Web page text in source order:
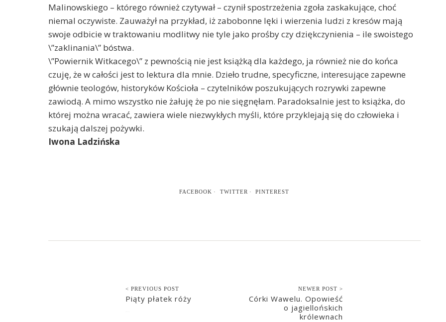
Malinowskiego – którego również czytywał – czynił spostrzeżenia zgoła zaskakujące, choć
niemal oczywiste. Zauważył na przykład, iż zabobonne lęki i wierzenia ludzi z kresów mają
swoje odbicie w traktowaniu modlitwy nie tyle jako prośby czy dziękczynienia – ile swoistego
\”zaklinania\” bóstwa.
\”Powiernik Witkacego\” z pewnością nie jest książką dla każdego, ja również nie do końca
czuję, że w całości jest to lektura dla mnie. Dzieło trudne, specyficzne, interesujące zapewne
głównie teologów, historyków Kościoła – czytelników poszukujących rozrywki zapewne
zawiodą. A mimo wszystko nie żałuję że po nie sięgnęłam. Paradoksalnie jest to książka, do
której można wracać, zawiera wiele niezwykłych myśli, które przyklejają się do człowieka i
szukają dalszej pożywki.
Iwona Ladzińska
FACEBOOK TWITTER PINTEREST
< PREVIOUS POST
Piąty płatek róży
NEWER POST >
Córki Wawelu. Opowieść
o jagiellońskich
królewnach